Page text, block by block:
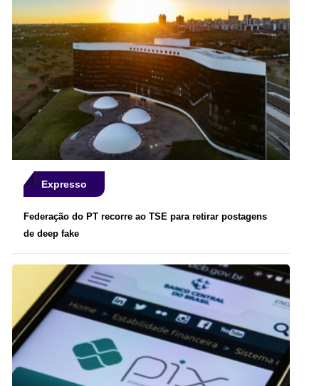
Expresso
Federação do PT recorre ao TSE para retirar postagens
de deep fake